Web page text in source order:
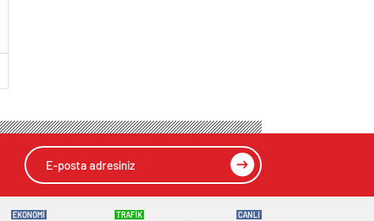
EKONOMİ TRAFİK CANLI